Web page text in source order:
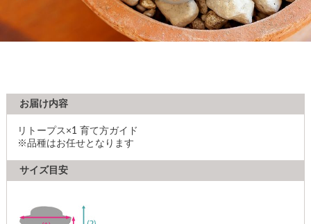
お届け内容
リトープス×1 育て方ガイド
※品種はお任せとなります
サイズ目安